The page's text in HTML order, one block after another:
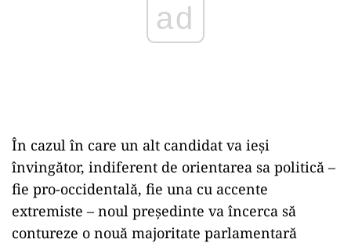
ad
În cazul în care un alt candidat va ieși
învingător, indiferent de orientarea sa politică –
fie pro-occidentală, fie una cu accente
extremiste – noul președinte va încerca să
contureze o nouă majoritate parlamentară